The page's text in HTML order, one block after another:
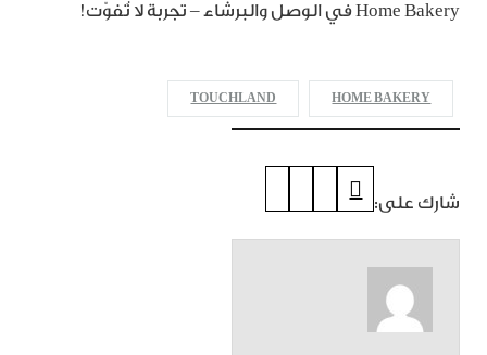
Home Bakery في الوصل والبرشاء – تجربة لا تُفوّت!
HOME BAKERY
TOUCHLAND
شارك على: